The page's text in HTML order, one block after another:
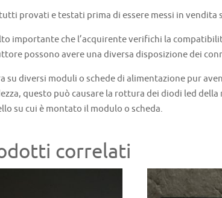
provati e testati prima di essere messi in vendita
importante che l’acquirente verifichi la
possono avere una diversa disposizione dei
su diversi moduli o schede di alimentazione pur
questo può causare la rottura dei diodi led
su cui è montato il modulo o scheda.
correlati